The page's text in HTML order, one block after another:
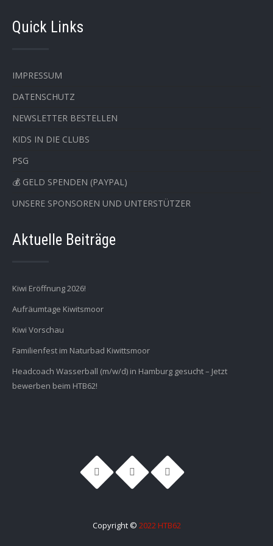
Quick Links
IMPRESSUM
DATENSCHUTZ
NEWSLETTER BESTELLEN
KIDS IN DIE CLUBS
PSG
💰 GELD SPENDEN (PAYPAL)
UNSERE SPONSOREN UND UNTERSTÜTZER
Aktuelle Beiträge
Kiwi Eröffnung 2026!
Aufräumtage Kiwitsmoor
Kiwi Vorschau
Familienfest im Naturbad Kiwittsmoor
Headcoach Wasserball (m/w/d) in Hamburg gesucht – Jetzt
bewerben beim HTB62!
Copyright © 2022 HTB62